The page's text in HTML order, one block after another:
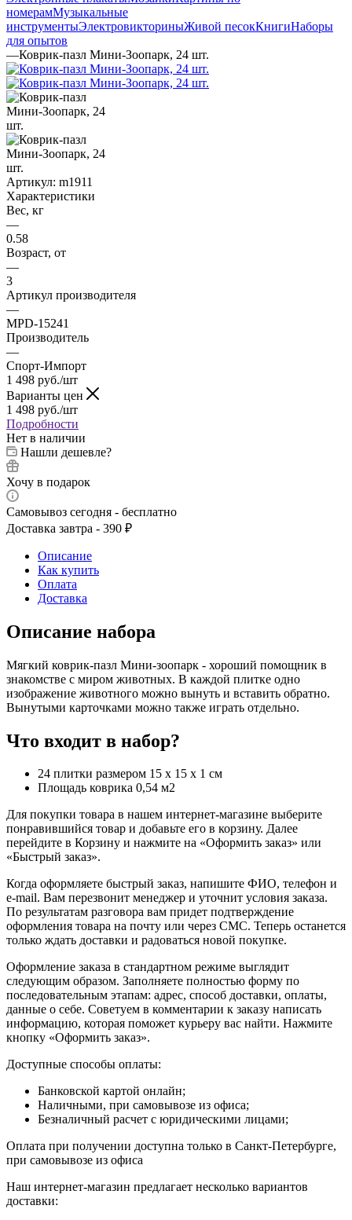
номерамМузыкальные
инструментыЭлектровикториныЖивой песокКнигиНаборы
для опытов
—Коврик-пазл Мини-Зоопарк, 24 шт.
Артикул: m1911
Характеристики
Вес, кг
—
0.58
Возраст, от
—
3
Артикул производителя
—
MPD-15241
Производитель
—
Спорт-Импорт
1 498 руб./шт
Варианты цен
1 498 руб./шт
Подробности
Нет в наличии
Нашли дешевле?
Хочу в подарок
Самовывоз сегодня - бесплатно
Доставка завтра - 390 ₽
Описание
Как купить
Оплата
Доставка
Описание набора
Мягкий коврик-пазл Мини-зоопарк - хороший помощник в
знакомстве с миром животных. В каждой плитке одно
изображение животного можно вынуть и вставить обратно.
Вынутыми карточками можно также играть отдельно.
Что входит в набор?
24 плитки размером 15 х 15 х 1 см
Площадь коврика 0,54 м2
Для покупки товара в нашем интернет-магазине выберите
понравившийся товар и добавьте его в корзину. Далее
перейдите в Корзину и нажмите на «Оформить заказ» или
«Быстрый заказ».
Когда оформляете быстрый заказ, напишите ФИО, телефон и
e-mail. Вам перезвонит менеджер и уточнит условия заказа.
По результатам разговора вам придет подтверждение
оформления товара на почту или через СМС. Теперь останется
только ждать доставки и радоваться новой покупке.
Оформление заказа в стандартном режиме выглядит
следующим образом. Заполняете полностью форму по
последовательным этапам: адрес, способ доставки, оплаты,
данные о себе. Советуем в комментарии к заказу написать
информацию, которая поможет курьеру вас найти. Нажмите
кнопку «Оформить заказ».
Доступные способы оплаты:
Банковской картой онлайн;
Наличными, при самовывозе из офиса;
Безналичный расчет с юридическими лицами;
Оплата при получении доступна только в Санкт-Петербурге,
при самовывозе из офиса
Наш интернет-магазин предлагает несколько вариантов
доставки: